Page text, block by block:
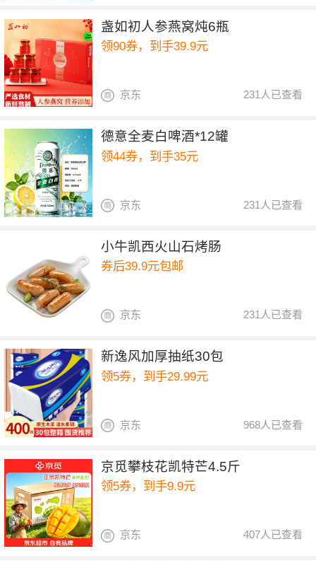
盏如初人参燕窝炖6瓶
领90券，到手39.9元
231人已查看
京东
德意全麦白啤酒*12罐
领44券，到手35元
231人已查看
京东
小牛凯西火山石烤肠
券后39.9元包邮
231人已查看
京东
新逸风加厚抽纸30包
领5券，到手29.99元
968人已查看
京东
京觅攀枝花凯特芒4.5斤
领5券，到手9.9元
407人已查看
京东